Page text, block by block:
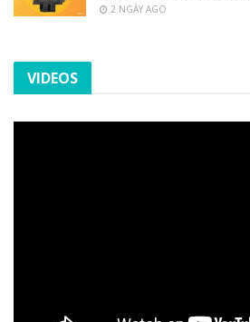
2 NGÀY AGO
VIDEOS